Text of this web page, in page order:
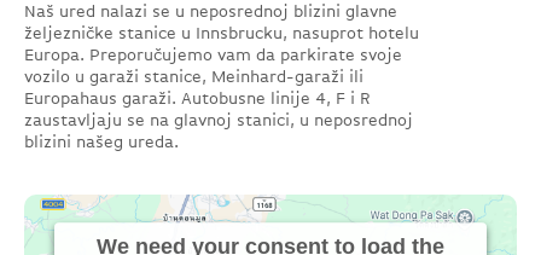
Naš ured nalazi se u neposrednoj blizini glavne
željezničke stanice u Innsbrucku, nasuprot hotelu
Europa. Preporučujemo vam da parkirate svoje
vozilo u garaži stanice, Meinhard-garaži ili
Europahaus garaži. Autobusne linije 4, F i R
zaustavljaju se na glavnoj stanici, u neposrednoj
blizini našeg ureda.
We need your consent to load the